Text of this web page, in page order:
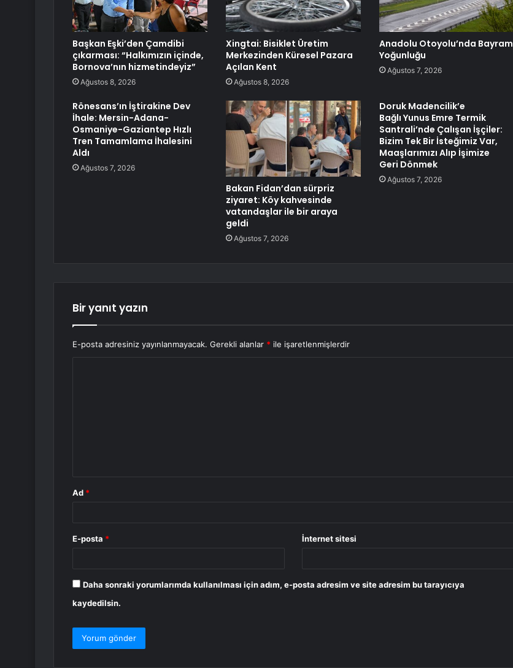
Başkan Eşki’den Çamdibi
çıkarması: “Halkımızın içinde,
Bornova’nın hizmetindeyiz”
Ağustos 8, 2026
Xingtai: Bisiklet Üretim
Merkezinden Küresel Pazara
Açılan Kent
Ağustos 8, 2026
Anadolu Otoyolu’nda Bayram
Yoğunluğu
Ağustos 7, 2026
Rönesans’ın İştirakine Dev
İhale: Mersin-Adana-
Osmaniye-Gaziantep Hızlı
Tren Tamamlama İhalesini
Aldı
Ağustos 7, 2026
Bakan Fidan’dan sürpriz
ziyaret: Köy kahvesinde
vatandaşlar ile bir araya
geldi
Ağustos 7, 2026
Doruk Madencilik’e
Bağlı Yunus Emre Termik
Santrali’nde Çalışan İşçiler:
Bizim Tek Bir İsteğimiz Var,
Maaşlarımızı Alıp İşimize
Geri Dönmek
Ağustos 7, 2026
Bir yanıt yazın
E-posta adresiniz yayınlanmayacak. Gerekli alanlar * ile işaretlenmişlerdir
Ad *
E-posta * İnternet sitesi
Daha sonraki yorumlarımda kullanılması için adım, e-posta adresim ve site adresim bu tarayıcıya
kaydedilsin.